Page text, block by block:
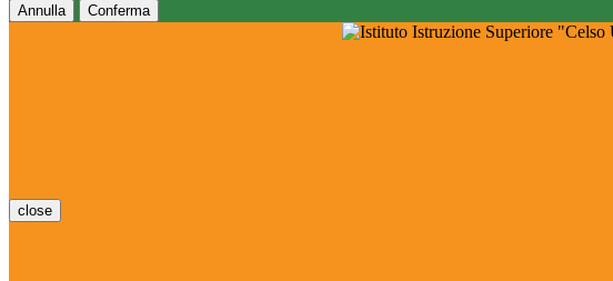
Annulla Conferma
close